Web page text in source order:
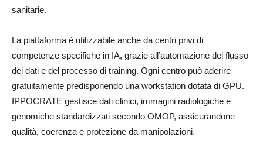
sanitarie.
La piattaforma è utilizzabile anche da centri privi di
competenze specifiche in IA, grazie all’automazione del flusso
dei dati e del processo di training. Ogni centro può aderire
gratuitamente predisponendo una workstation dotata di GPU.
IPPOCRATE gestisce dati clinici, immagini radiologiche e
genomiche standardizzati secondo OMOP, assicurandone
qualità, coerenza e protezione da manipolazioni.